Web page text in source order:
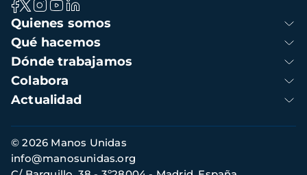
Navegación
principal
Quienes somos
Qué hacemos
Dónde trabajamos
Colabora
Actualidad
Información
de
contacto
© 2026 Manos Unidas
info@manosunidas.org